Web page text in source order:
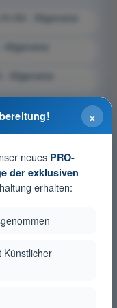
A3 - Allgemeine
Allgemeine
×
neues PRO-
der exklusiven
erhalten:
Künstlicher